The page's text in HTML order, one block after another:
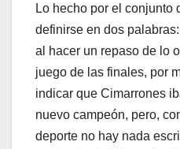
Lo hecho por el conjunto
definirse en dos
al hacer un repaso de lo
juego de las finales, por
indicar que Cimarrones
nuevo campeón, pero,
deporte no hay nada